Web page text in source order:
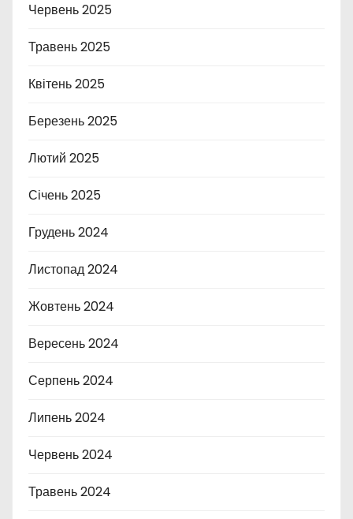
Червень 2025
Травень 2025
Квітень 2025
Березень 2025
Лютий 2025
Січень 2025
Грудень 2024
Листопад 2024
Жовтень 2024
Вересень 2024
Серпень 2024
Липень 2024
Червень 2024
Травень 2024